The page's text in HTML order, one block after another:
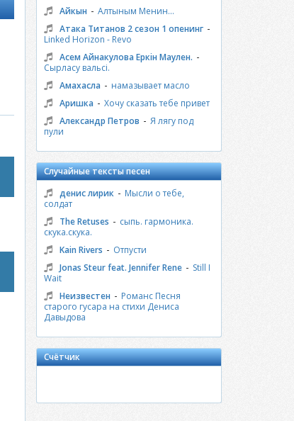
Айкын - Алтыным Менин...
Атака Титанов 2 сезон 1 опенинг -
Linked Horizon - Revo
Асем Айнакулова Еркiн Маулен. -
Сырласу вальсi.
Амахасла - намазывает масло
Аришка - Хочу сказать тебе привет
Александр Петров - Я лягу под
пули
Случайные тексты песен
денис лирик - Мысли о тебе,
солдат
The Retuses - сыпь. гармоника.
скука.скука.
Kain Rivers - Отпусти
Jonas Steur feat. Jennifer Rene - Still I
Wait
Неизвестен - Романс Песня
старого гусара на стихи Дениса
Давыдова
Счётчик